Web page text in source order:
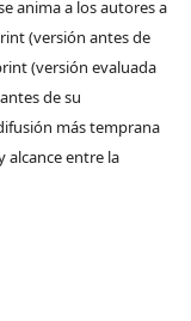
anima a los autores a
(versión antes de
(versión evaluada
de su
más temprana
alcance entre la